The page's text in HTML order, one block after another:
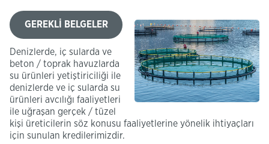
GEREKLİ BELGELER
Denizlerde, iç sularda ve
beton / toprak havuzlarda
su ürünleri yetiştiriciliği ile
denizlerde ve iç sularda su
ürünleri avcılığı faaliyetleri
ile uğraşan gerçek / tüzel
kişi üreticilerin söz konusu faaliyetlerine yönelik ihtiyaçları
için sunulan kredilerimizdir.